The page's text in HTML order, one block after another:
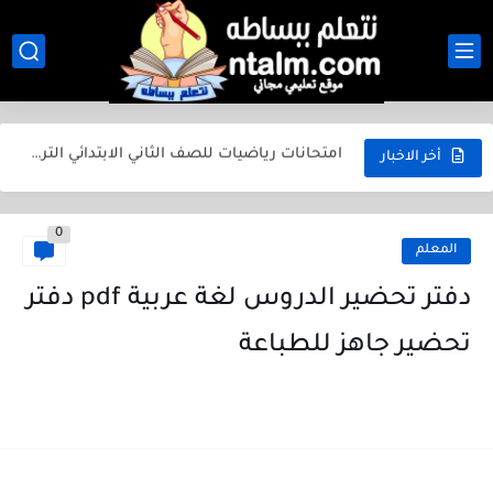
أخر الاخبار
التعليم في إنجلترا للطلاب الدوليين
التعليم في أمريكا للطلاب الدوليين
مراجعة رياضيات للصف الخامس الابتدائي الترم الأول 2025
المعلم
0
دفتر تحضير الدروس لغة عربية pdf دفتر
تحضير جاهز للطباعة